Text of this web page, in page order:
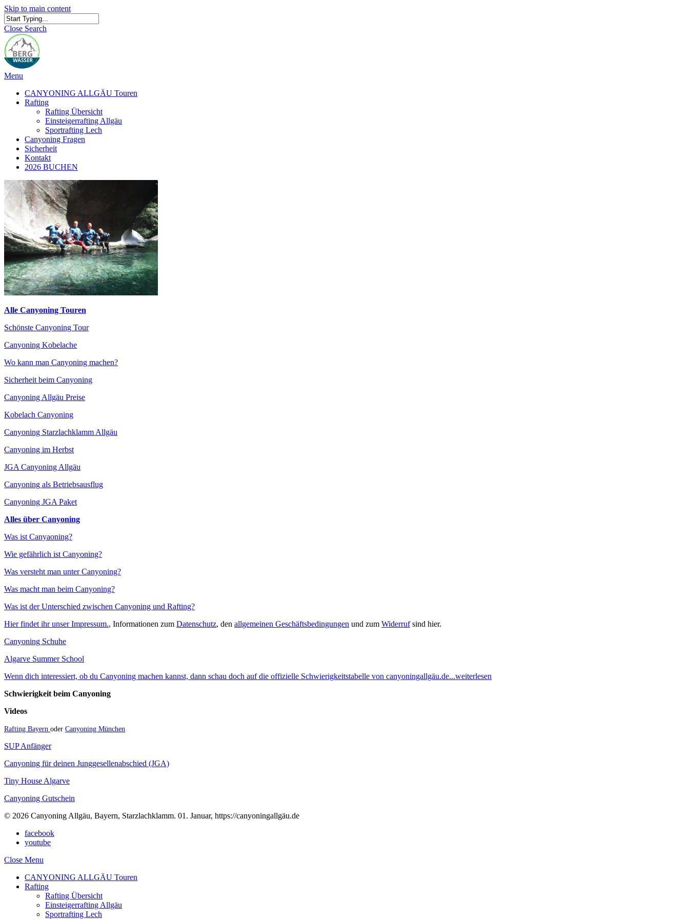
Skip to main content
Close Search
Menu
CANYONING ALLGÄU Touren
Rafting
Rafting Übersicht
Einsteigerrafting Allgäu
Sportrafting Lech
Canyoning Fragen
Sicherheit
Kontakt
2026 BUCHEN
Alle Canyoning Touren
Schönste Canyoning Tour
Canyoning Kobelache
Wo kann man Canyoning machen?
Sicherheit beim Canyoning
Canyoning Allgäu Preise
Kobelach Canyoning
Canyoning Starzlachklamm Allgäu
Canyoning im Herbst
JGA Canyoning Allgäu
Canyoning als Betriebsausflug
Canyoning JGA Paket
Alles über Canyoning
Was ist Canyaoning?
Wie gefährlich ist Canyoning?
Was versteht man unter Canyoning?
Was macht man beim Canyoning?
Was ist der Unterschied zwischen Canyoning und Rafting?
Hier findet ihr unser Impressum., Informationen zum Datenschutz, den allgemeinen Geschäftsbedingungen und zum Widerrufsind hier.
Canyoning Schuhe
Algarve Summer School
Wenn dich interessiert, ob du Canyoning machen kannst, dann schau doch auf die offizielle Schwierigkeitstabelle von canyoningallgäu.de...weiterlesen
Schwierigkeit beim Canyoning
Videos
Rafting Bayern oder Canyoning München
SUP Anfänger
Canyoning für deinen Junggesellenabschied (JGA)
Tiny House Algarve
Canyoning Gutschein
© 2026 Canyoning Allgäu, Bayern, Starzlachklamm. 01. Januar, https://canyoningallgäu.de
facebook
youtube
Close Menu
CANYONING ALLGÄU Touren
Rafting
Rafting Übersicht
Einsteigerrafting Allgäu
Sportrafting Lech